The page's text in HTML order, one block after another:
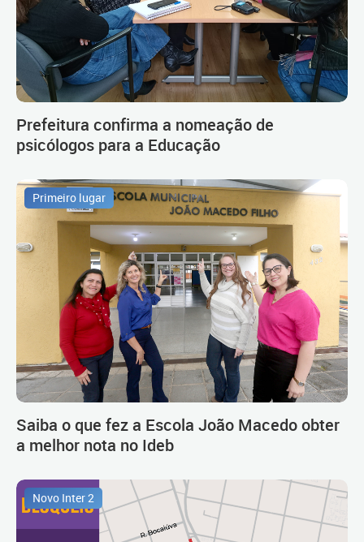
Prefeitura confirma a nomeação de
psicólogos para a Educação
Primeiro lugar
Saiba o que fez a Escola João Macedo obter
a melhor nota no Ideb
Novo Inter 2